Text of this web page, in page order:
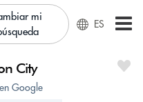
mi
ES
City
Google